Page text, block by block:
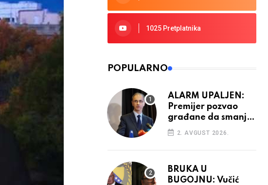
1025 Pretplatnika
POPULARNO
ALARM UPALJEN:
Premijer pozvao
građane da smanje
potrošnju struje
2. AVGUST 2026.
BRUKA U
BUGOJNU: Vučić